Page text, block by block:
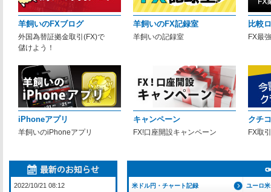
羊飼いのFXブログ
外国為替証拠金取引(FX)で
儲けよう！
羊飼いのFX記録室
羊飼いの記録室
比較
FX最
iPhoneアプリ
羊飼いのiPhoneアプリ
キャンペーン
FX!口座開設キャンペーン
クチ
FX取
米ドル円・チャート記録 ユーロ
2022/10/21 08:12